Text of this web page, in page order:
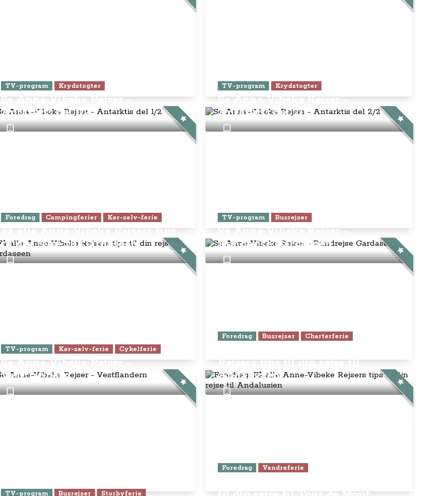
TV-program Krydstogter
Se Anne-Vibeke Rejser -
Antarktis del 1/2
TV-program Krydstogter
Se Anne-Vibeke Rejser -
Antarktis del 2/2
Foredrag Campingferier Kør-selv-ferie
Få alle Anne-Vibeke Rejsers tips
til din rejse til Gardasøen
TV-program Busrejser
Se Anne-Vibeke Rejser -
Rundrejse Gardasøen
TV-program Kør-selv-ferie Cykelferie
Se Anne-Vibeke Rejser -
Vestflandern
Foredrag Busrejser Charterferie
Rejsers tips til din rejse til
Andalusien
TV-program Busrejser Storbyferie
Foredrag Vandreferie